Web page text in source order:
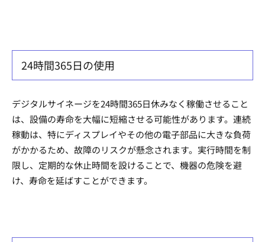
24時間365日の使用
デジタルサイネージを24時間365日休みなく稼働させること
は、設備の寿命を大幅に短縮させる可能性があります。連続
稼動は、特にディスプレイやその他の電子部品に大きな負荷
がかかるため、故障のリスクが懸念されます。実行時間を制
限し、定期的な休止時間を設けることで、機器の危険を避
け、寿命を延ばすことができます。